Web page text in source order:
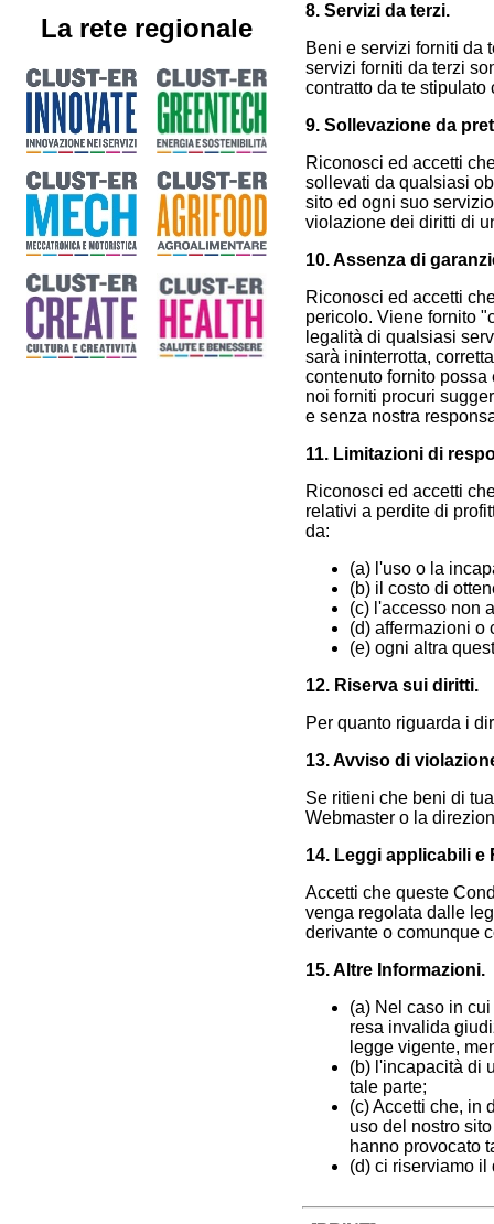
La rete regionale
8. Servizi da terzi.
Beni e servizi forniti da
servizi forniti da terzi
contratto da te stipulato
9. Sollevazione da
Riconosci ed accetti
sollevati da qualsiasi
sito ed ogni suo
violazione dei diritti di
10. Assenza di
Riconosci ed accetti
pericolo. Viene fornito
legalità di qualsiasi
sarà ininterrotta,
contenuto fornito
noi forniti procuri
e senza nostra
11. Limitazioni di
Riconosci ed accetti
relativi a perdite di
da:
(a) l'uso o la
(b) il costo di
(c) l'accesso non
(d) affermazioni o
(e) ogni altra
12. Riserva sui diritti.
Per quanto riguarda i
13. Avviso di
Se ritieni che beni di
Webmaster o la
14. Leggi applicabili e
Accetti che queste
venga regolata dalle
derivante o comunque
15. Altre Informazioni.
(a) Nel caso in
resa invalida
legge vigente,
(b) l'incapacità di
tale parte;
(c) Accetti che, in
uso del nostro
hanno provocato
(d) ci riserviamo